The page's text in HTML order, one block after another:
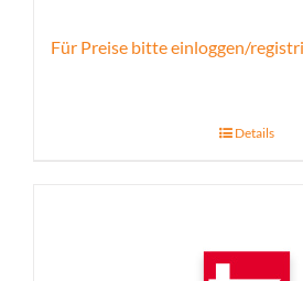
Für Preise bitte einloggen/
Details